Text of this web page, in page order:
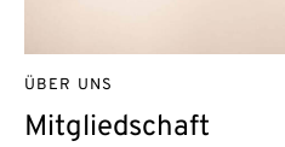
Mitgliedschaft
ÜBER UNS